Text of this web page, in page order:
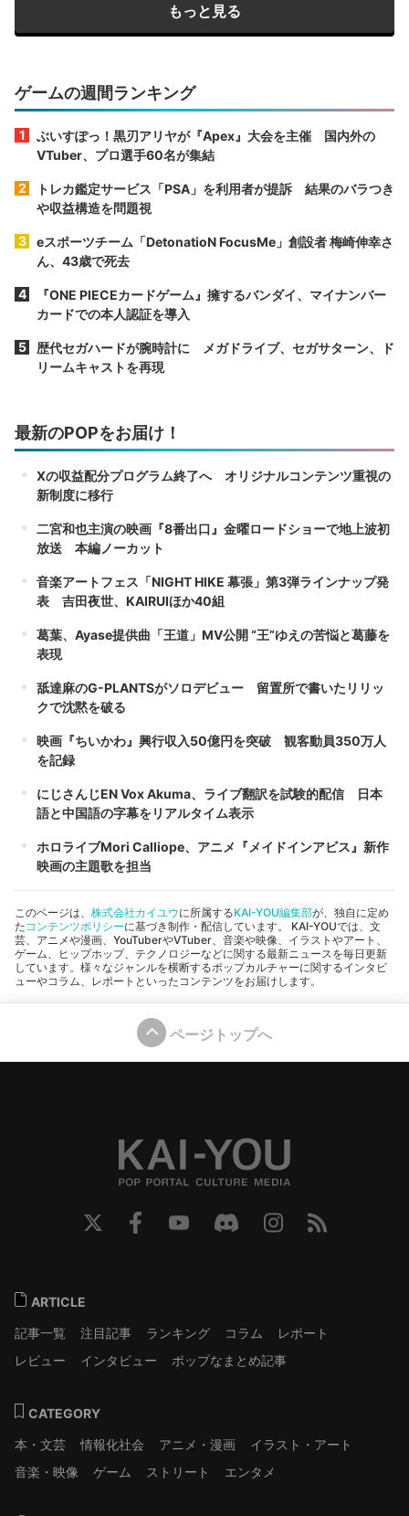
もっと見る
ゲームの週間ランキング
ぶいすぽっ！黒刃アリヤが『Apex』大会を主催 国内外の
VTuber、プロ選手60名が集結
トレカ鑑定サービス「PSA」を利用者が提訴 結果のバラつき
や収益構造を問題視
eスポーツチーム「DetonatioN FocusMe」創設者 梅崎伸幸さ
ん、43歳で死去
『ONE PIECEカードゲーム』擁するバンダイ、マイナンバー
カードでの本人認証を導入
歴代セガハードが腕時計に メガドライブ、セガサターン、ド
リームキャストを再現
最新のPOPをお届け！
Xの収益配分プログラム終了へ オリジナルコンテンツ重視の
新制度に移行
二宮和也主演の映画『8番出口』金曜ロードショーで地上波初
放送 本編ノーカット
音楽アートフェス「NIGHT HIKE 幕張」第3弾ラインナップ発
表 吉田夜世、KAIRUIほか40組
葛葉、Ayase提供曲「王道」MV公開 “王”ゆえの苦悩と葛藤を
表現
舐達麻のG-PLANTSがソロデビュー 留置所で書いたリリッ
クで沈黙を破る
映画『ちいかわ』興行収入50億円を突破 観客動員350万人
を記録
にじさんじEN Vox Akuma、ライブ翻訳を試験的配信 日本
語と中国語の字幕をリアルタイム表示
ホロライブMori Calliope、アニメ『メイドインアビス』新作
映画の主題歌を担当
このページは、 株式会社カイユウに所属するKAI-YOU編集部が、独自に定め
た コンテンツポリシーに基づき制作・配信しています。 KAI-YOUでは、文
芸、アニメや漫画、YouTuberやVTuber、音楽や映像、イラストやアート、
ゲーム、ヒップホップ、テクノロジーなどに関する最新ニュースを毎日更新
しています。様々なジャンルを横断するポップカルチャーに関するインタビ
ューやコラム、レポートといったコンテンツをお届けします。
ページトップへ
ARTICLE
記事一覧
注目記事 ランキング コラム
レポート
レビュー
インタビュー ポップなまとめ記事
CATEGORY
本・文芸
情報化社会 アニメ・漫画
イラスト・アート
音楽・映像
ゲーム ストリート エンタメ